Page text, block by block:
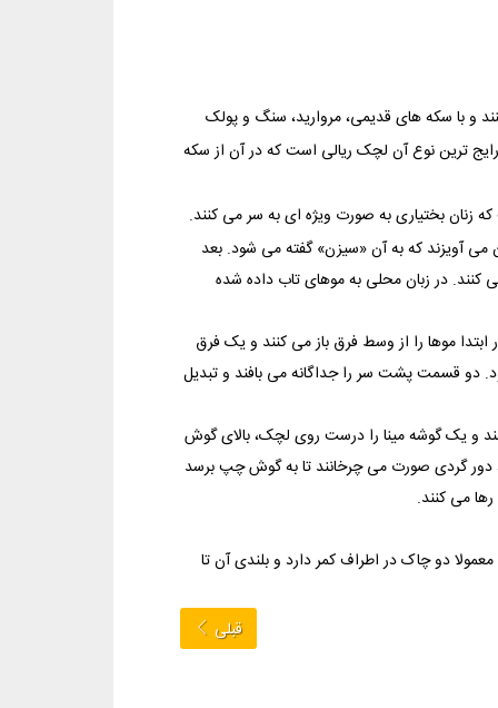
و با سکه های قدیمی، مروارید، سنگ و پولک
ترین نوع آن لچک ریالی است که در آن از سکه
بختیاری به صورت ویژه ای به سر می کنند.
آویزند که به آن «سیزن» گفته می شود. بعد
کنند. در زبان محلی به موهای تاب داده شده
موها را از وسط فرق باز می کنند و یک فرق
دو قسمت پشت سر را جداگانه می بافند و تبدیل
و یک گوشه مینا را درست روی لچک، بالای گوش
دور گردی صورت می چرخانند تا به گوش چپ برسد
می کنند.
دو چاک در اطراف کمر دارد و بلندی آن تا
قبلی